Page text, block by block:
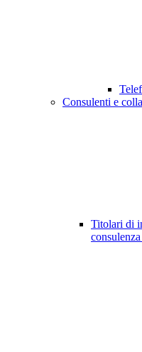
Consulenti e
Titolari di
consulenza